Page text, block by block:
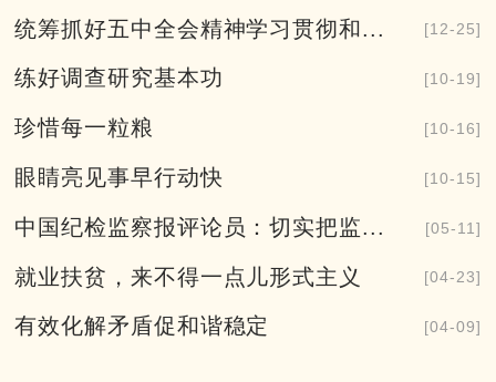
统筹抓好五中全会精神学习贯彻和... [12-25]
练好调查研究基本功 [10-19]
珍惜每一粒粮 [10-16]
眼睛亮见事早行动快 [10-15]
中国纪检监察报评论员：切实把监... [05-11]
就业扶贫，来不得一点儿形式主义 [04-23]
有效化解矛盾促和谐稳定 [04-09]